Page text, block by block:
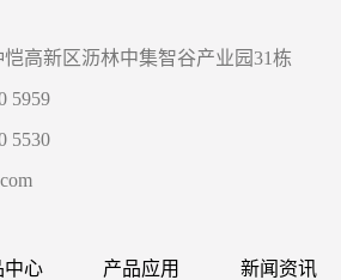
高新区沥林中集智谷产业园31栋
5959
5530
中心 产品应用 新闻资讯